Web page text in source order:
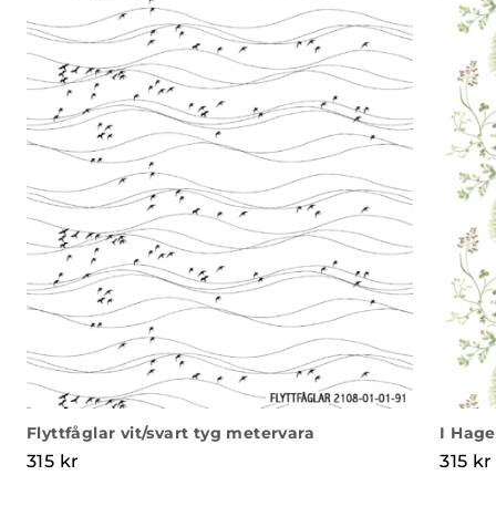
Flyttfåglar vit/svart tyg metervara
315 kr
I
315 kr